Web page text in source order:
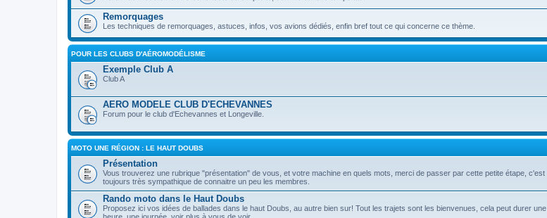
Remorquages
Les techniques de remorquages, astuces, infos, vos avions dédiés, enfin bref tout ce qui concerne ce thème.
POUR LES CLUBS D'AÉROMODÉLISME
Exemple Club A
Club A
AERO MODELE CLUB D'ECHEVANNES
Forum pour le club d'Echevannes et Longeville.
MOTO UNE RÉGION : LE HAUT DOUBS
Présentation
Vous trouverez une rubrique "présentation" de vous, et votre machine en quels mots, merci de passer par cette petite étape, c'est
toujours très sympathique de connaitre un peu les membres.
Rando moto dans le Haut Doubs
Proposez ici vos idées de ballades dans le haut Doubs, au autre bien sur! Tout les trajets sont les bienvenues, cela peut durer une
heure, une journée, voir plus à vous de voir.....